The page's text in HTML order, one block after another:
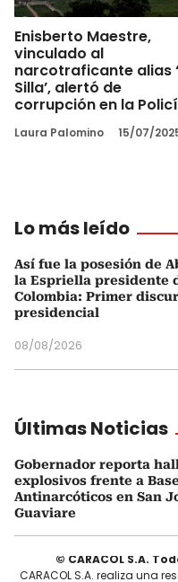
Enisberto Maestre,
vinculado al
narcotraficante alias
Silla’, alertó de
corrupción en la
Laura Palomino 15/07/
Lo más leído
Así fue la posesión de
la Espriella presidente
Colombia: Primer
presidencial
08/08/2026
Últimas Noticias
Gobernador reporta
explosivos frente a
Antinarcóticos en San
Guaviare
© CARACOL S.A.
CARACOL S.A. realiza una